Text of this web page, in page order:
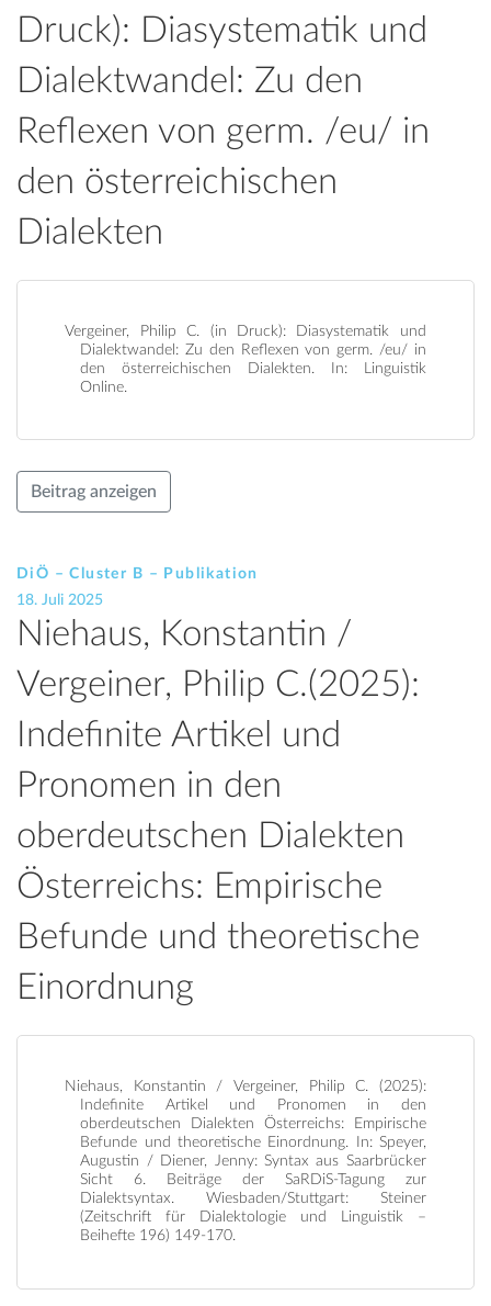
Druck): Diasystematik und
Dialektwandel: Zu den
Reflexen von germ. /eu/ in
den österreichischen
Dialekten
Vergeiner, Philip C. (in Druck): Diasystematik und
Dialektwandel: Zu den Reflexen von germ. /eu/ in
den österreichischen Dialekten. In: Linguistik
Online.
Beitrag anzeigen
DiÖ – Cluster B – Publikation
18. Juli 2025
Niehaus, Konstantin /
Vergeiner, Philip C.(2025):
Indefinite Artikel und
Pronomen in den
oberdeutschen Dialekten
Österreichs: Empirische
Befunde und theoretische
Einordnung
Niehaus, Konstantin / Vergeiner, Philip C. (2025):
Indefinite Artikel und Pronomen in den
oberdeutschen Dialekten Österreichs: Empirische
Befunde und theoretische Einordnung. In: Speyer,
Augustin / Diener, Jenny: Syntax aus Saarbrücker
Sicht 6. Beiträge der SaRDiS-Tagung zur
Dialektsyntax. Wiesbaden/Stuttgart: Steiner
(Zeitschrift für Dialektologie und Linguistik –
Beihefte 196) 149-170.